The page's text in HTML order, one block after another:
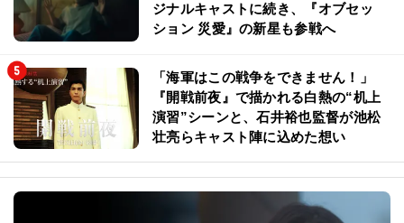
ジナルキャストに続き、『オブセッ
ション 災愛』の新星も参戦へ
「海軍はこの戦争をできません！」
『開戦前夜』で描かれる白熱の“机上
演習”シーンと、石井裕也監督が池松
壮亮らキャスト陣に込めた想い